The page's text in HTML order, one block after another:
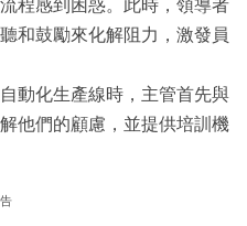
程感到困惑。此時，領導者
和鼓勵來化解阻力，激發員
動化生產線時，主管首先與
他們的顧慮，並提供培訓機